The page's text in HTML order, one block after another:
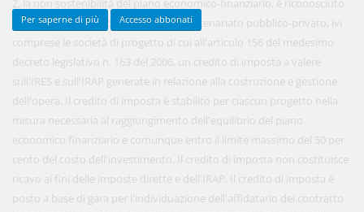
2, la non sostenibilità del piano economico-finanziario, è riconosciuto
al soggetto titolare del contratto di partenariato pubblico-privato, ivi
comprese le società di progetto di cui all'articolo 156 del medesimo
decreto legislativo n. 163 del 2006, un credito di imposta a valere
sull'IRES e sull'IRAP generate in relazione alla costruzione e gestione
dell'opera. Il credito di imposta è stabilito per ciascun progetto nella
misura necessaria al raggiungimento dell'equilibrio del piano
economico finanziario e comunque entro il limite massimo del 50 per
cento del costo dell'investimento. Il credito di imposta non costituisce
ricavo ai fini delle imposte dirette e dell'IRAP. Il credito di imposta è
posto a base di gara per l'individuazione dell'affidatario del contratto
Per saperne di più Accesso abbonati